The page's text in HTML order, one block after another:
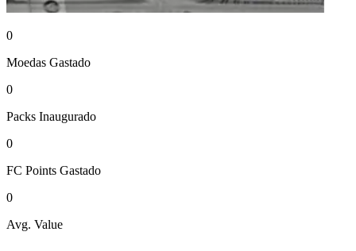
0
Moedas Gastado
0
Packs Inaugurado
0
FC Points Gastado
0
Avg. Value